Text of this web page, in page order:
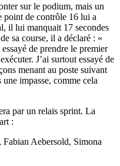
sur le podium, mais un
de contrôle 16 lui a
il lui manquait 17 secondes
sa course, il a déclaré : «
de prendre le premier
J’ai surtout essayé de
menant au poste suivant
impasse, comme cela
par un relais sprint. La
:
Aebersold, Simona